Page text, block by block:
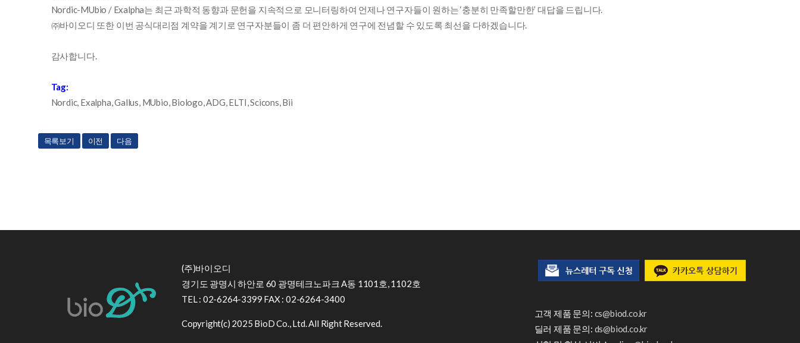
Nordic-MUbio / Exalpha는 최근 과학적 동향과 문헌을 지속적으로 모니터링하여 언제나 연구자들이 원하는 ‘충분히 만족할만한’ 대답을 드립니다.
㈜바이오디 또한 이번 공식대리점 계약을 계기로 연구자분들이 좀 더 편안하게 연구에 전념할 수 있도록 최선을 다하겠습니다.
감사합니다.
Tag:
Nordic, Exalpha, Gallus, MUbio, Biologo, ADG, ELTI, Scicons, Bii
목록보기 이전 다음
(주)바이오디
경기도 광명시 하안로 60 광명테크노파크 A동 1101호, 1102호
TEL : 02-6264-3399 FAX : 02-6264-3400
Copyright(c) 2025 BioD Co., Ltd. All Right Reserved.
고객 제품 문의: cs@biod.co.kr
딜러 제품 문의: ds@biod.co.kr